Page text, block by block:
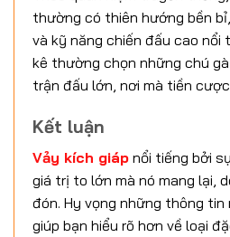
thường có thiên hướng bền
và kỹ năng chiến đấu cao nổi
kê thường chọn những chú
trận đấu lớn, nơi mà tiền
Kết luận
Vảy kích giáp nổi tiếng bởi
giá trị to lớn mà nó mang lại,
đón. Hy vọng những thông
giúp bạn hiểu rõ hơn về loại